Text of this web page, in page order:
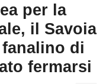
per la
il Savoia
di
fermarsi